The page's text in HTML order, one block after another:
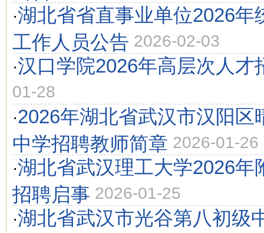
·湖北省省直事业单位2026年
工作人员公告 2026-02-03
·汉口学院2026年高层次人才
01-28
·2026年湖北省武汉市汉阳区
中学招聘教师简章 2026-01-26
·湖北省武汉理工大学2026年
招聘启事 2026-01-25
·湖北省武汉市光谷第八初级